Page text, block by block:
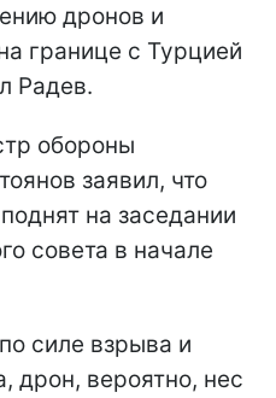
дронов и
границе с Турцией
Радев.
обороны
заявил, что
на заседании
совета в начале
силе взрыва и
дрон, вероятно, нес